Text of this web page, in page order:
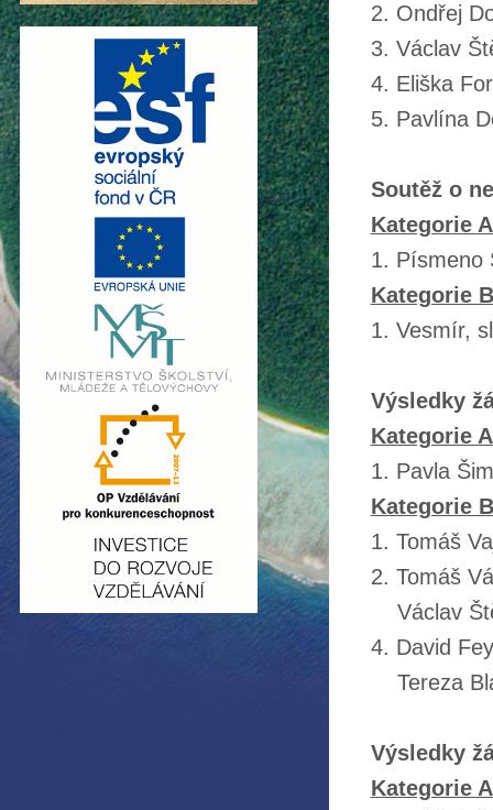
2. Ondřej
3. Václav
4. Eliška
5. Pavlína
Soutěž o
Kategorie
1. Písmeno
Kategorie
1. Vesmír,
Výsledky
Kategorie
1. Pavla
Kategorie
1. Tomáš
2. Tomáš
Václav
4. David
Tereza
Výsledky
Kategorie